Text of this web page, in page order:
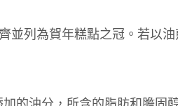
並列為賀年糕點之冠。若以油